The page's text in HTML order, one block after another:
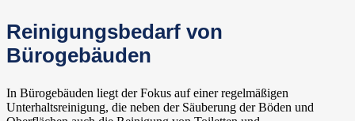
Reinigungsbedarf von
Bürogebäuden
In Bürogebäuden liegt der Fokus auf einer regelmäßigen
Unterhaltsreinigung, die neben der Säuberung der Böden und